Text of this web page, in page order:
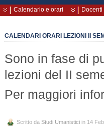
Calendario e orari Docenti
CALENDARI ORARI LEZIONI II
Sono in fase di
lezioni del II
Per maggiori
Scritto da Studi Umanistici in 14